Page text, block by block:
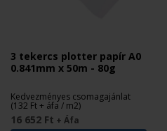
3 tekercs plotter papír A0
0.841mm x 50m - 80g
Kedvezményes csomagajánlat
(132 Ft + áfa / m2)
16 652 Ft + Áfa